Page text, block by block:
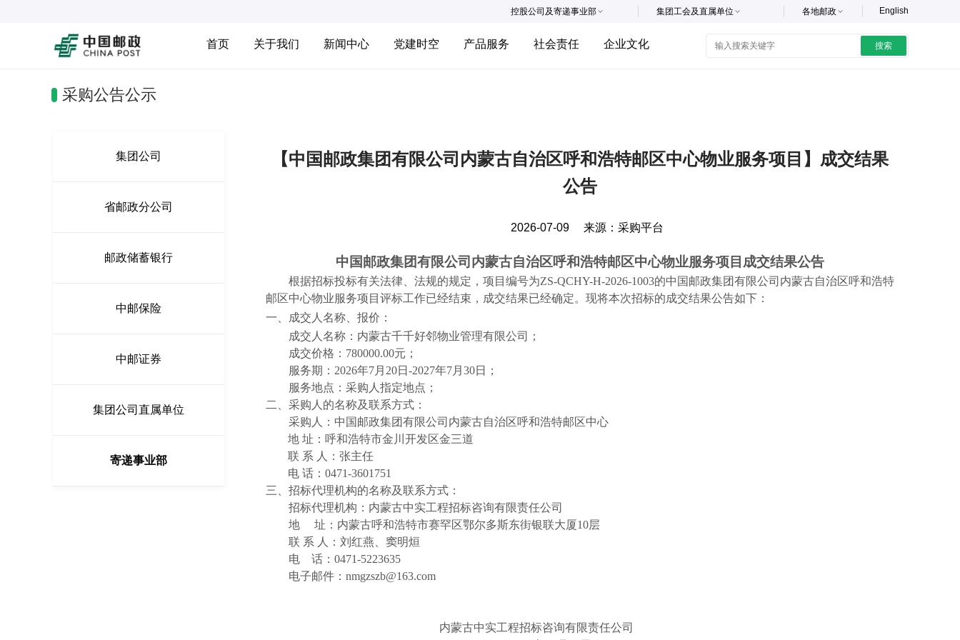
English
各地邮政
集团工会及直属单位
控股公司及寄递事业部
首页 关于我们 新闻中心 党建时空 产品服务 社会责任 企业文化 搜索
采购公告公示
集团公司
省邮政分公司
邮政储蓄银行
中邮保险
中邮证券
集团公司直属单位
寄递事业部
【中国邮政集团有限公司内蒙古自治区呼和浩特邮区中心物业服务项目】成交结果
公告
2026-07-09 来源： 采购平台
中国邮政集团有限公司内蒙古自治区呼和浩特邮区中心物业服务项目成交结果公告
根据招标投标有关法律、法规的规定，项目编号为ZS-QCHY-H-2026-1003的中国邮政集团有限公司内蒙古自治区呼和浩特
邮区中心物业服务项目评标工作已经结束，成交结果已经确定。现将本次招标的成交结果公告如下：
一、成交人名称、报价：
成交人名称：内蒙古千千好邻物业管理有限公司；
成交价格：780000.00元；
服务期：2026年7月20日-2027年7月30日；
服务地点：采购人指定地点；
二、采购人的名称及联系方式：
采购人：中国邮政集团有限公司内蒙古自治区呼和浩特邮区中心
地 址：呼和浩特市金川开发区金三道
联 系 人：张主任
电 话：0471-3601751
三、招标代理机构的名称及联系方式：
招标代理机构：内蒙古中实工程招标咨询有限责任公司
地
址：内蒙古呼和浩特市赛罕区鄂尔多斯东街银联大厦10层
联 系 人：刘红燕、窦明烜
电
话：0471-5223635
电子邮件：nmgzszb@163.com
内蒙古中实工程招标咨询有限责任公司